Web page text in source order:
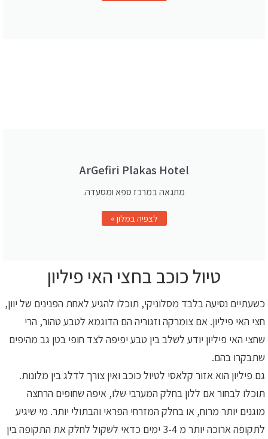
ArGefiri Plakas Hotel
מתגאה במרכז ספא ומסעדה.
לצפיה במלון »
טיול כוכב בחצי האי פיליון
כשעתיים נסיעה בלבד מסלוניקי, תוכלו להגיע לאחת הפנינים של יוון,
חצי האי פיליון. אם צומרקה וזגוריה הם הדוגמא לטבע טהור, הרי
שחצי האי פיליון יודע לשלב בין טבע יפיפה לצד חופי בטן גב מהיפים
שתבקרו בהם.
גם פיליון הוא אזור קלאסי לטיול כוכב ואין צורך לדלג בין מלונות.
תוכלו לבחור אם ללון בחלק המערבי שלו, איפה שחופים הרחצה
מוגנים יותר מרוח, או בחלק המזרחי הפראי והבתולי יותר. מי שיגיע
לתקופה ארוכה יותר מ 3-4 ימים כדאי לשקול לחלק את התקופה בין